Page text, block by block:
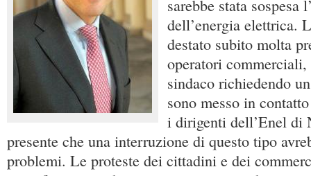
sarebbe stata sospesa
dell’energia elettrica.
destato subito molta
operatori
sindaco richiedendo
sono messo in
i dirigenti dell’Enel di
presente che una interruzione di questo tipo
problemi. Le proteste dei cittadini e dei